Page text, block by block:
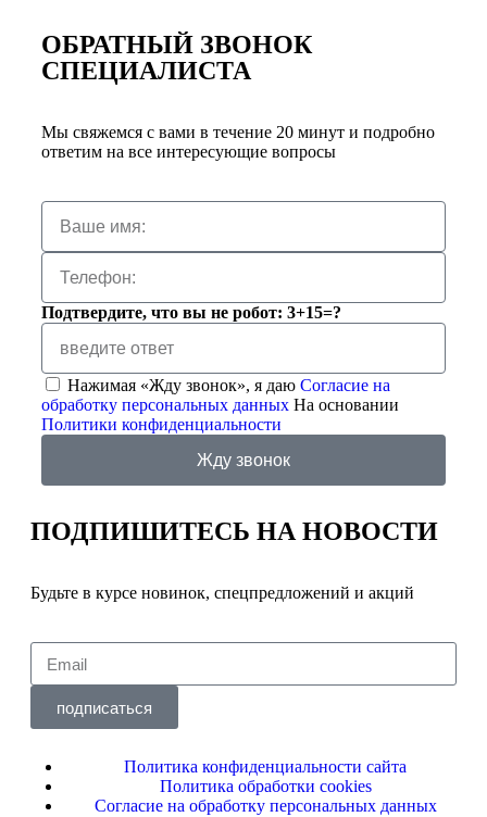
ОБРАТНЫЙ ЗВОНОК
СПЕЦИАЛИСТА
Мы свяжемся с вами в течение 20 минут и подробно
ответим на все интересующие вопросы
Подтвердите, что вы не робот: 3+15=?
Нажимая «Жду звонок», я даю Согласие на
обработку персональных данных На основании
Политики конфиденциальности
Жду звонок
ПОДПИШИТЕСЬ НА НОВОСТИ
Будьте в курсе новинок, спецпредложений и акций
подписаться
Политика конфиденциальности сайта
Политика обработки cookies
Согласие на обработку персональных данных